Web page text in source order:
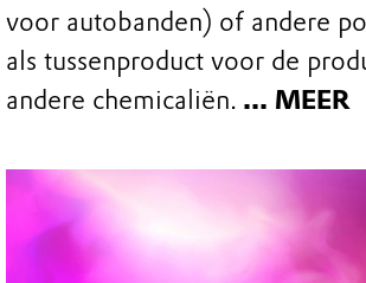
voor autobanden) of andere
als tussenproduct voor de
andere chemicaliën. ... MEER